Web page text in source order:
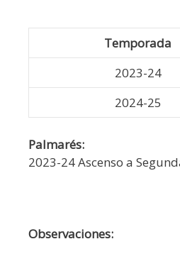
Temporada
2023-24
2024-25
Palmarés:
2023-24 Ascenso a
Observaciones: